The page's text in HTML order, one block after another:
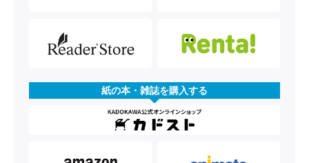
紙の本・雑誌を購入する